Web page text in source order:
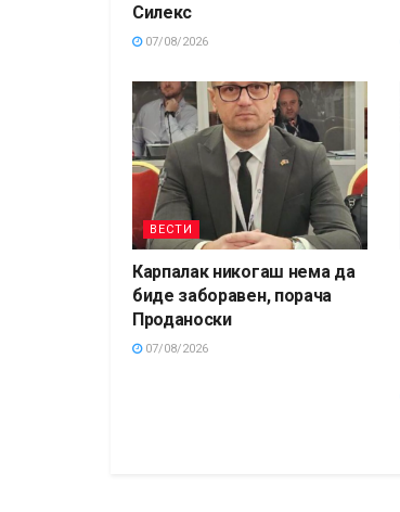
Силекс
07/08/2026
ВЕСТИ
Карпалак никогаш нема да
биде заборавен, порача
Проданоски
07/08/2026